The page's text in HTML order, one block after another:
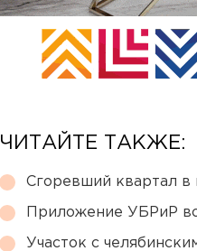
ЧИТАЙТЕ ТАКЖЕ:
Сгоревший квартал в
Приложение УБРиР
Участок с